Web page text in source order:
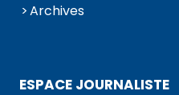
Archives
ESPACE JOURNALISTE